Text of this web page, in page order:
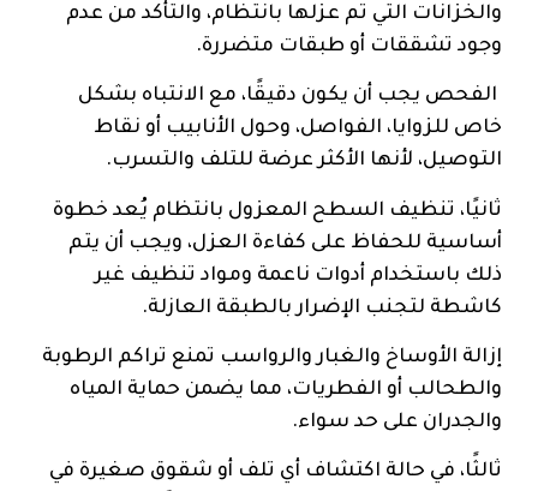
والخزانات التي تم عزلها بانتظام، والتأكد من عدم
وجود تشققات أو طبقات متضررة.
الفحص يجب أن يكون دقيقًا، مع الانتباه بشكل
خاص للزوايا، الفواصل، وحول الأنابيب أو نقاط
التوصيل، لأنها الأكثر عرضة للتلف والتسرب.
ثانيًا، تنظيف السطح المعزول بانتظام يُعد خطوة
أساسية للحفاظ على كفاءة العزل، ويجب أن يتم
ذلك باستخدام أدوات ناعمة ومواد تنظيف غير
كاشطة لتجنب الإضرار بالطبقة العازلة.
إزالة الأوساخ والغبار والرواسب تمنع تراكم الرطوبة
والطحالب أو الفطريات، مما يضمن حماية المياه
والجدران على حد سواء.
ثالثًا، في حالة اكتشاف أي تلف أو شقوق صغيرة في